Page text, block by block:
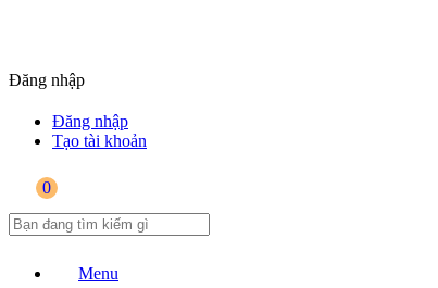
Đăng nhập
Đăng nhập
Tạo tài khoản
0
Menu